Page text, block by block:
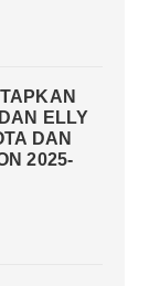
ELLY
DAN
2025-